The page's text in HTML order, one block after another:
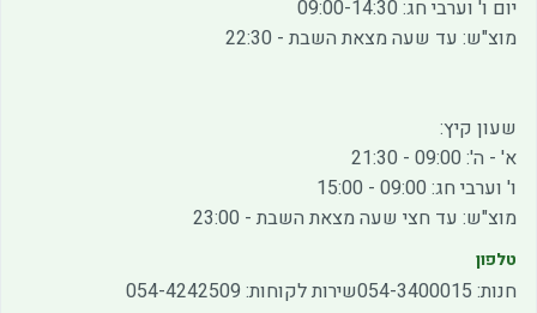
יום ו' וערבי חג: 09:00-14:30
מוצ"ש: עד שעה מצאת השבת - 22:30
שעון קיץ:
א' - ה': 09:00 - 21:30
ו' וערבי חג: 09:00 - 15:00
מוצ"ש: עד חצי שעה מצאת השבת - 23:00
טלפון
חנות: 054-3400015שירות לקוחות: 054-4242509